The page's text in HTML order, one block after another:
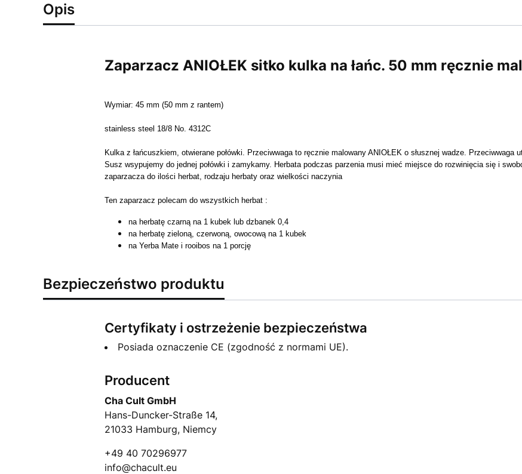
Opis
Zaparzacz ANIOŁEK sitko kulka na łańc. 50 mm ręcznie
Wymiar: 45 mm (50 mm z rantem)
stainless steel 18/8 No. 4312C
Kulka z łańcuszkiem, otwierane połówki. Przeciwwaga to ręcznie malowany ANIOŁEK o słusznej wadze.
Susz wsypujemy do jednej połówki i zamykamy. Herbata podczas parzenia musi mieć miejsce do rozwinięcia się i
zaparzacza do ilości herbat, rodzaju herbaty oraz wielkości naczynia
Ten zaparzacz polecam do wszystkich herbat :
na herbatę czarną na 1 kubek lub dzbanek 0,4
na herbatę zieloną, czerwoną, owocową na 1 kubek
na Yerba Mate i rooibos na 1 porcję
Bezpieczeństwo produktu
Certyfikaty i ostrzeżenie bezpieczeństwa
Posiada oznaczenie CE (zgodność z normami UE).
Producent
Cha Cult GmbH
Hans-Duncker-Straße 14,
21033 Hamburg, Niemcy
+49 40 70296977
info@chacult.eu